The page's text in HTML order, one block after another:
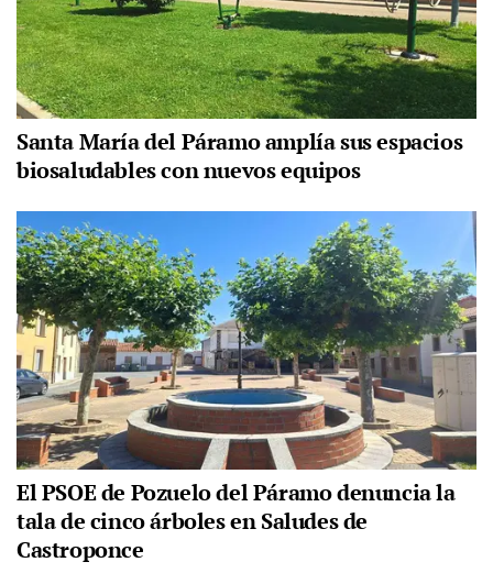
Santa María del Páramo amplía sus espacios
biosaludables con nuevos equipos
El PSOE de Pozuelo del Páramo denuncia la
tala de cinco árboles en Saludes de
Castroponce